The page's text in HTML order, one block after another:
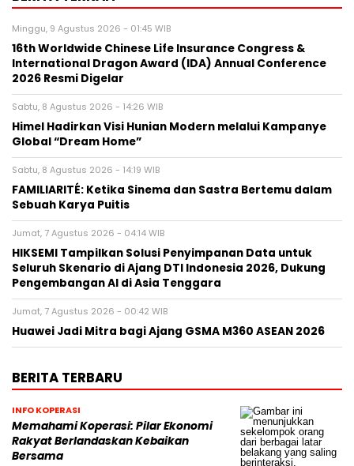
Minggu, 9 Agustus 2026 - 01:45 WIB
16th Worldwide Chinese Life Insurance Congress &
International Dragon Award (IDA) Annual Conference
2026 Resmi Digelar
Sabtu, 8 Agustus 2026 - 14:26 WIB
Himel Hadirkan Visi Hunian Modern melalui Kampanye
Global “Dream Home”
Sabtu, 8 Agustus 2026 - 14:19 WIB
FAMILIARITÉ: Ketika Sinema dan Sastra Bertemu dalam
Sebuah Karya Puitis
Jumat, 7 Agustus 2026 - 04:14 WIB
HIKSEMI Tampilkan Solusi Penyimpanan Data untuk
Seluruh Skenario di Ajang DTI Indonesia 2026, Dukung
Pengembangan AI di Asia Tenggara
Jumat, 7 Agustus 2026 - 00:42 WIB
Huawei Jadi Mitra bagi Ajang GSMA M360 ASEAN 2026
BERITA TERBARU
INFO KOPERASI
Memahami Koperasi: Pilar Ekonomi
Rakyat Berlandaskan Kebaikan
Bersama